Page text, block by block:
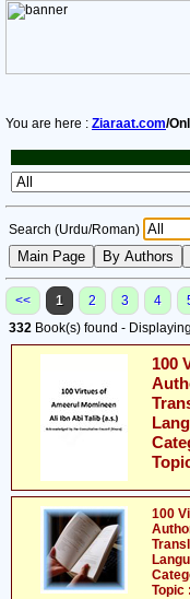
You are here : Ziaraat.com/
Search (Urdu/Roman)
<< 1 2 3 4
332 Book(s) found - Displaying
100
100
Topic :